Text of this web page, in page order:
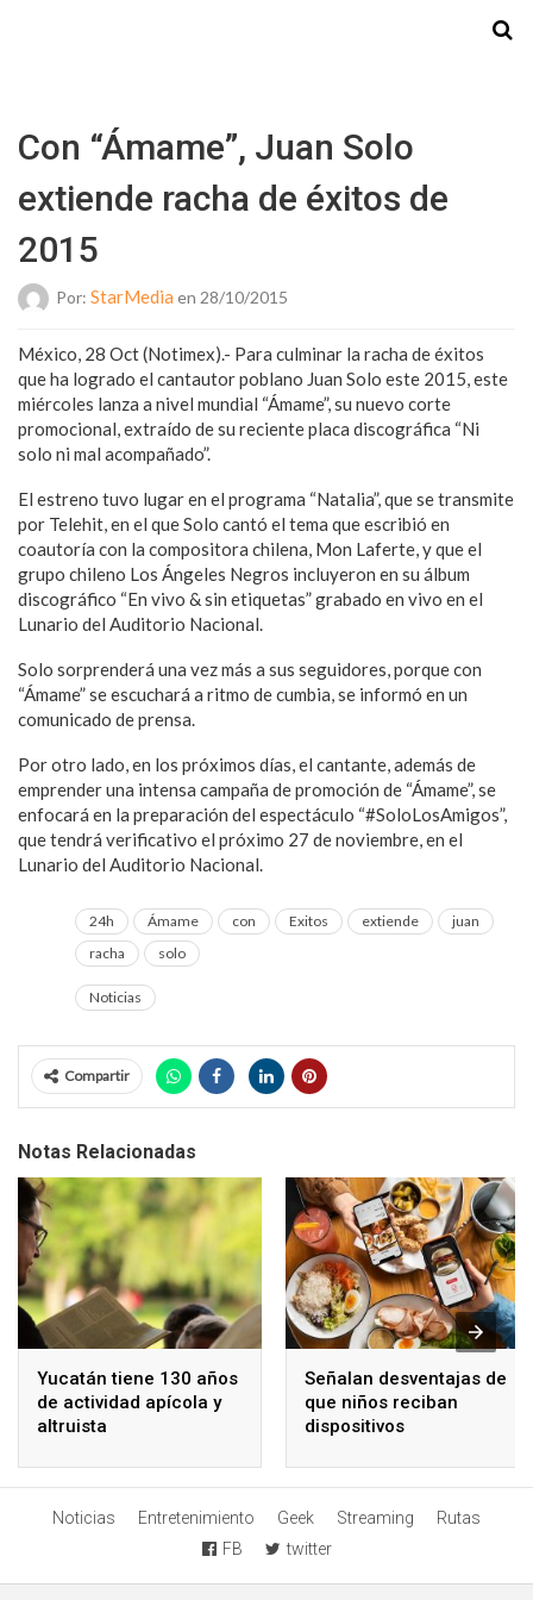
Con “Ámame”, Juan Solo
extiende racha de éxitos de
2015
Por: StarMedia en 28/10/2015
México, 28 Oct (Notimex).- Para culminar la racha de éxitos
que ha logrado el cantautor poblano Juan Solo este 2015, este
miércoles lanza a nivel mundial “Ámame”, su nuevo corte
promocional, extraído de su reciente placa discográfica “Ni
solo ni mal acompañado”.
El estreno tuvo lugar en el programa “Natalia”, que se transmite
por Telehit, en el que Solo cantó el tema que escribió en
coautoría con la compositora chilena, Mon Laferte, y que el
grupo chileno Los Ángeles Negros incluyeron en su álbum
discográfico “En vivo & sin etiquetas” grabado en vivo en el
Lunario del Auditorio Nacional.
Solo sorprenderá una vez más a sus seguidores, porque con
“Ámame” se escuchará a ritmo de cumbia, se informó en un
comunicado de prensa.
Por otro lado, en los próximos días, el cantante, además de
emprender una intensa campaña de promoción de “Ámame”, se
enfocará en la preparación del espectáculo “#SoloLosAmigos”,
que tendrá verificativo el próximo 27 de noviembre, en el
Lunario del Auditorio Nacional.
24h Ámame con Exitos extiende
juan
racha
solo
Noticias
Compartir
Notas Relacionadas
Yucatán tiene 130 años
de actividad apícola y
altruista
Señalan desventajas de
que niños reciban
dispositivos
Noticias Entretenimiento Geek Streaming
Rutas
FB
twitter